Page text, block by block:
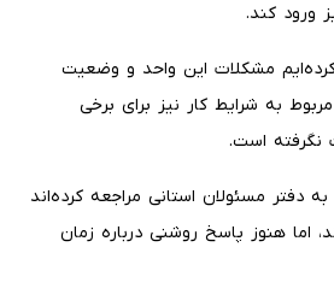
ورود کند.
مشکلات این واحد و وضعیت
مربوط به شرایط کار نیز برای برخی
نگرفته است.
دفتر مسئولان استانی مراجعه کرده‌اند
اما هنوز پاسخ روشنی درباره زمان